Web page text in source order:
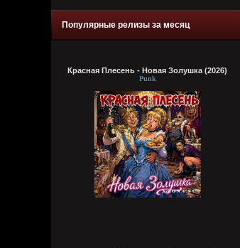
Популярные релизы за месяц
Красная Плесень - Новая Золушка (2026)
Punk